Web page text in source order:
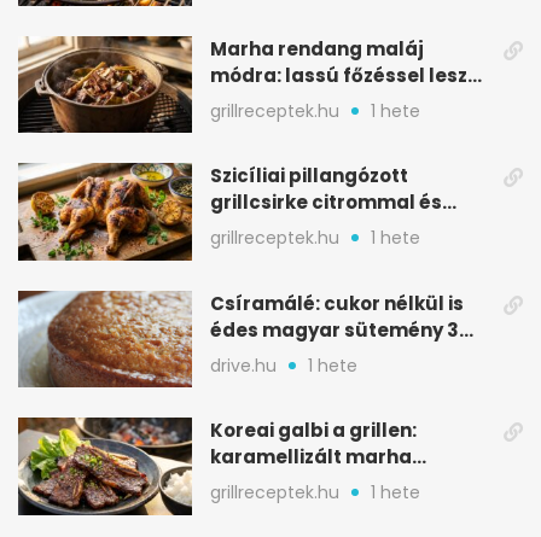
Marha rendang maláj
módra: lassú főzéssel lesz
igazán szaftos
grillreceptek.hu 1 hete
Szicíliai pillangózott
grillcsirke citrommal és
oregánóval
grillreceptek.hu 1 hete
Csíramálé: cukor nélkül is
édes magyar sütemény 3
alapanyagból
drive.hu 1 hete
Koreai galbi a grillen:
karamellizált marha
rövidborda gyorsan
grillreceptek.hu 1 hete